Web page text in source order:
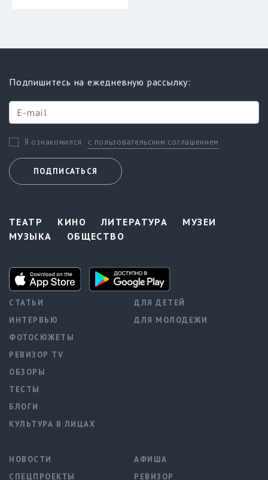
Подпишитесь на ежедневную рассылку:
Я ознакомился с пользовательским соглашением
ПОДПИСАТЬСЯ
ТЕАТР КИНО ЛИТЕРАТУРА
МУЗЕИ
МУЗЫКА
ОБЩЕСТВО
СТАТЬИ
ИНТЕРВЬЮ
ФОТОСЮЖЕТЫ
РЕВИЗОР TV
ОБЗОРЫ
ТЕСТЫ
БЛОГИ
КУЛЬТУРА В ЛИЦАХ
ДЛЯ ДЕТЕЙ
ДЛЯ МОЛОДЕЖИ
НОВОСТИ
СПЕЦПРОЕКТЫ
АФИША
РЕВИЗОР